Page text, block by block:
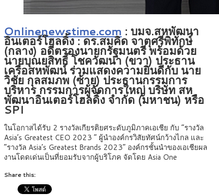
Onlinenewstime.com : บมจ.สหพัฒนา
อินเตอร์โฮลดิ้ง : ดร.สมคิด จาตุศรีพิทักษ์
(กลาง) อดีตรองนายกรัฐมนตรี พร้อมด้วย
นายบุณยสิทธิ์ โชควัฒนา (ขวา) ประธาน
เครือสหพัฒน์ ร่วมแสดงความยินดีกับ นาย
วิชัย กุลสมภพ (ซ้าย) ประธานกรรมการ
บริหาร กรรมการผู้จัดการใหญ่ บริษัท สห
พัฒนาอินเตอร์โฮลดิ้ง จำกัด (มหาชน) หรือ
SPI
ในโอกาสได้รับ 2 รางวัลเกียรติยศระดับภูมิภาคเอเชีย กับ “รางวัล
Asia’s Greatest CEO 2023 ” ผู้นำองค์กรวิสัยทัศน์กว้างไกล และ
“รางวัล Asia’s Greatest Brands 2023” องค์กรชั้นนำของเอเชียผล
งานโดดเด่นเป็นที่ยอมรับจากผู้บริโภค จัดโดย Asia One
Share this: